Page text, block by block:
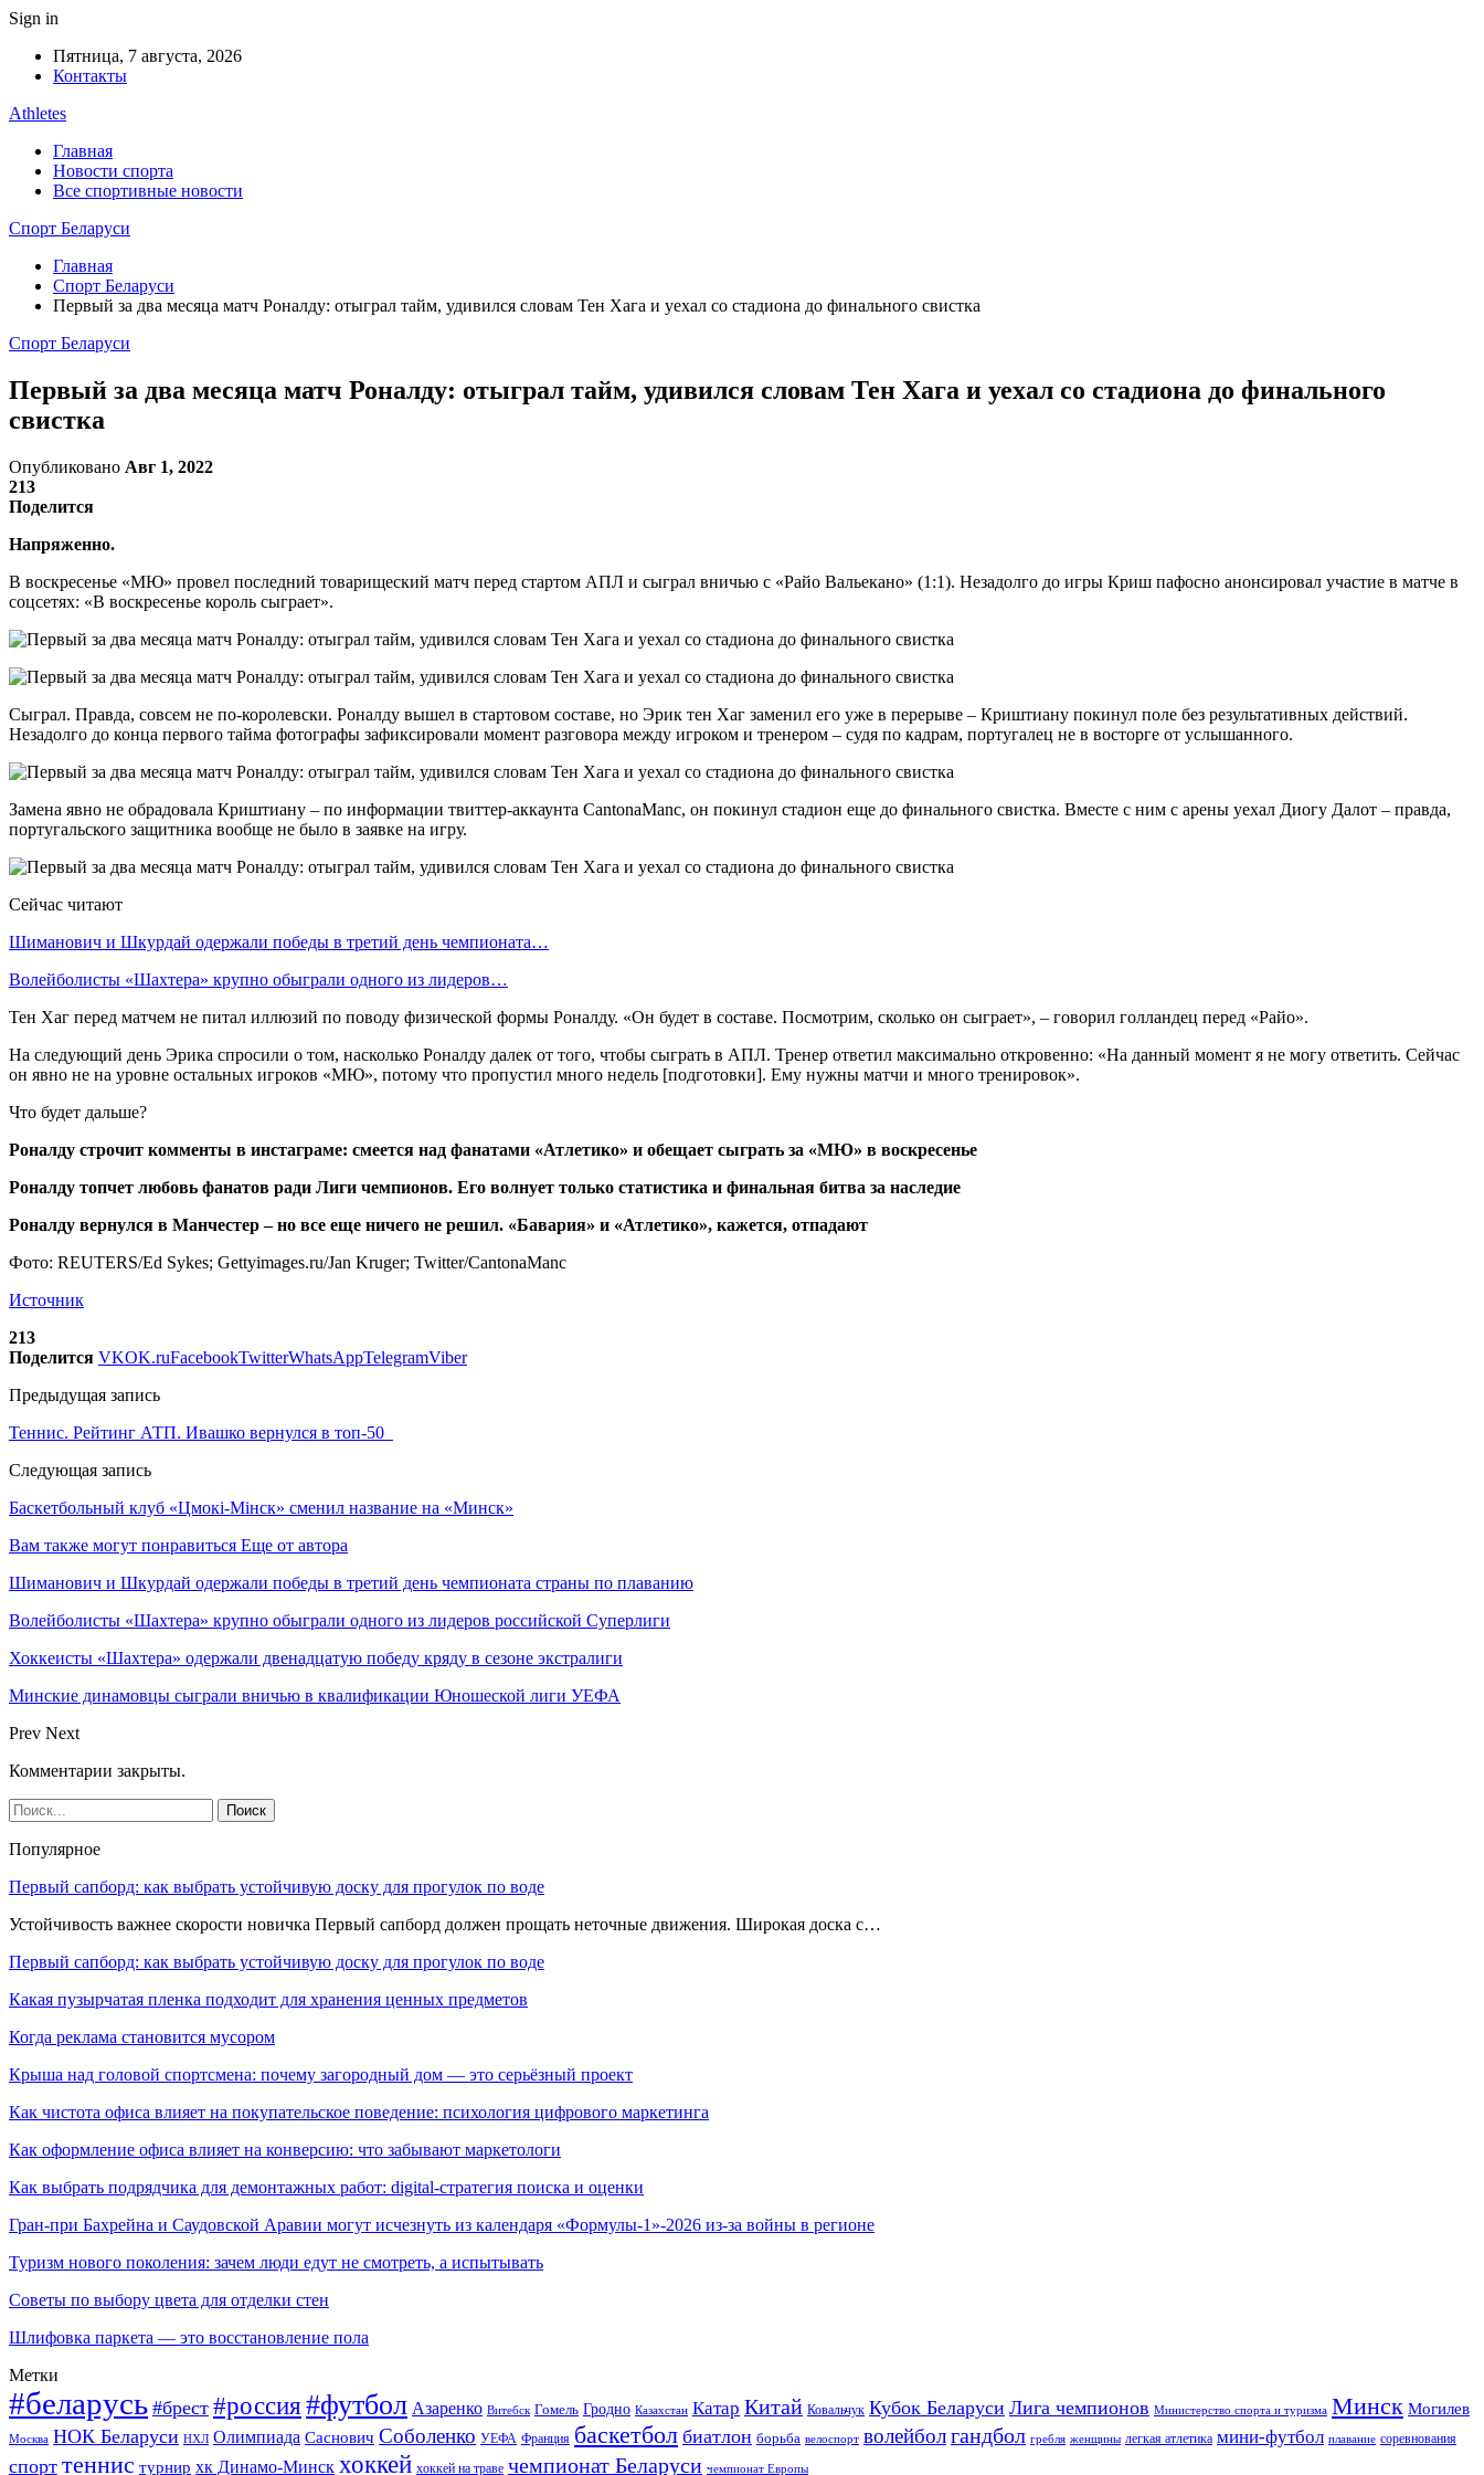
Sign in
Пятница, 7 августа, 2026
Контакты
Athletes
Главная
Новости спорта
Все спортивные новости
Спорт Беларуси
Главная
Спорт Беларуси
Первый за два месяца матч Роналду: отыграл тайм, удивился словам Тен Хага и уехал со стадиона до финального свистка
Спорт Беларуси
Первый за два месяца матч Роналду: отыграл тайм, удивился словам Тен Хага и уехал со стадиона до финального
свистка
Опубликовано Авг 1, 2022
213
Поделится
Напряженно.
В воскресенье «МЮ» провел последний товарищеский матч перед стартом АПЛ и сыграл вничью с «Райо Вальекано» (1:1). Незадолго до игры Криш пафосно анонсировал участие в матче в
соцсетях: «В воскресенье король сыграет».
Сыграл. Правда, совсем не по-королевски. Роналду вышел в стартовом составе, но Эрик тен Хаг заменил его уже в перерыве – Криштиану покинул поле без результативных действий.
Незадолго до конца первого тайма фотографы зафиксировали момент разговора между игроком и тренером – судя по кадрам, португалец не в восторге от услышанного.
Замена явно не обрадовала Криштиану – по информации твиттер-аккаунта CantonaManc, он покинул стадион еще до финального свистка. Вместе с ним с арены уехал Диогу Далот – правда,
португальского защитника вообще не было в заявке на игру.
Сейчас читают
Шиманович и Шкурдай одержали победы в третий день чемпионата…
Волейболисты «Шахтера» крупно обыграли одного из лидеров…
Тен Хаг перед матчем не питал иллюзий по поводу физической формы Роналду. «Он будет в составе. Посмотрим, сколько он сыграет», – говорил голландец перед «Райо».
На следующий день Эрика спросили о том, насколько Роналду далек от того, чтобы сыграть в АПЛ. Тренер ответил максимально откровенно: «На данный момент я не могу ответить. Сейчас
он явно не на уровне остальных игроков «МЮ», потому что пропустил много недель [подготовки]. Ему нужны матчи и много тренировок».
Что будет дальше?
Роналду строчит комменты в инстаграме: смеется над фанатами «Атлетико» и обещает сыграть за «МЮ» в воскресенье
Роналду топчет любовь фанатов ради Лиги чемпионов. Его волнует только статистика и финальная битва за наследие
Роналду вернулся в Манчестер – но все еще ничего не решил. «Бавария» и «Атлетико», кажется, отпадают
Фото: REUTERS/Ed Sykes; Gettyimages.ru/Jan Kruger; Twitter/CantonaManc
Источник
213
Поделится VKOK.ruFacebookTwitterWhatsAppTelegramViber
Предыдущая запись
Теннис. Рейтинг АТП. Ивашко вернулся в топ-50
Следующая запись
Баскетбольный клуб «Цмокi-Мiнск» сменил название на «Минск»
Вам также могут понравиться Еще от автора
Шиманович и Шкурдай одержали победы в третий день чемпионата страны по плаванию
Волейболисты «Шахтера» крупно обыграли одного из лидеров российской Суперлиги
Хоккеисты «Шахтера» одержали двенадцатую победу кряду в сезоне экстралиги
Минские динамовцы сыграли вничью в квалификации Юношеской лиги УЕФА
Prev Next
Комментарии закрыты.
Популярное
Первый сапборд: как выбрать устойчивую доску для прогулок по воде
Устойчивость важнее скорости новичка Первый сапборд должен прощать неточные движения. Широкая доска с…
Первый сапборд: как выбрать устойчивую доску для прогулок по воде
Какая пузырчатая пленка подходит для хранения ценных предметов
Когда реклама становится мусором
Крыша над головой спортсмена: почему загородный дом — это серьёзный проект
Как чистота офиса влияет на покупательское поведение: психология цифрового маркетинга
Как оформление офиса влияет на конверсию: что забывают маркетологи
Как выбрать подрядчика для демонтажных работ: digital-стратегия поиска и оценки
Гран-при Бахрейна и Саудовской Аравии могут исчезнуть из календаря «Формулы-1»-2026 из-за войны в регионе
Туризм нового поколения: зачем люди едут не смотреть, а испытывать
Советы по выбору цвета для отделки стен
Шлифовка паркета — это восстановление пола
Метки
#беларусь #брест #россия#футбол Азаренко Витебск Гомель Гродно Казахстан Катар Китай Ковальчук Кубок Беларуси Лига чемпионов Министерство спорта и туризма Минск Могилев
Москва НОК Беларуси НХЛ Олимпиада Саснович Соболенко УЕФА Франция баскетбол биатлон борьба велоспорт волейболгандбол гребля женщины легкая атлетика мини-футбол плавание соревнования
спорт теннис турнир хк Динамо-Минск хоккей хоккей на траве чемпионат Беларуси чемпионат Европы